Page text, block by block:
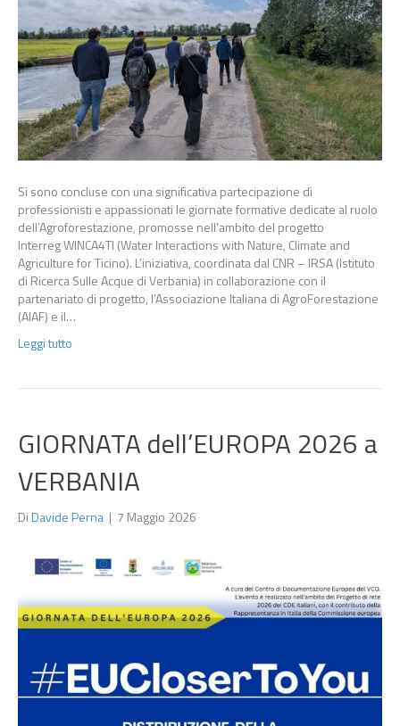
Si sono concluse con una significativa partecipazione di
professionisti e appassionati le giornate formative dedicate al ruolo
dell’Agroforestazione, promosse nell’ambito del progetto
Interreg WINCA4TI (Water Interactions with Nature, Climate and
Agriculture for Ticino). L’iniziativa, coordinata dal CNR – IRSA (Istituto
di Ricerca Sulle Acque di Verbania) in collaborazione con il
partenariato di progetto, l’Associazione Italiana di AgroForestazione
(AIAF) e il…
Leggi tutto
GIORNATA dell’EUROPA 2026 a
VERBANIA
DiDavide Perna | 7 Maggio 2026